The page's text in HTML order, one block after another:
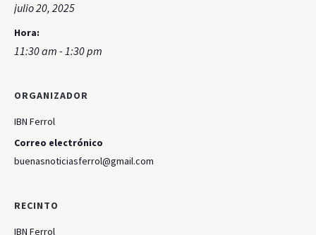
julio 20, 2025
Hora:
11:30 am - 1:30 pm
ORGANIZADOR
IBN Ferrol
Correo electrónico
buenasnoticiasferrol@gmail.com
RECINTO
IBN Ferrol